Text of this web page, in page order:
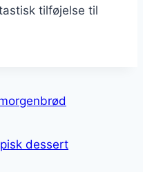
tilføjelse til
dessert